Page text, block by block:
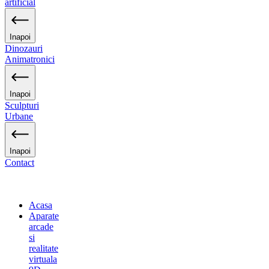
artificial
Inapoi
Dinozauri
Animatronici
Inapoi
Sculpturi
Urbane
Inapoi
Contact
Acasa
Aparate
arcade
si
realitate
virtuala